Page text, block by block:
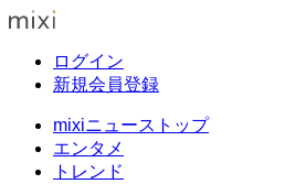
ログイン
新規会員登録
mixiニューストップ
エンタメ
トレンド